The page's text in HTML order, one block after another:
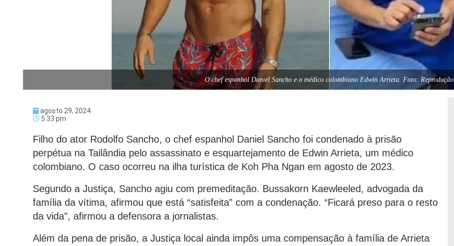
O chef espanhol Daniel Sancho e o médico colombiano Edwin Arrieta. Foto: Reprodução
agosto 29, 2024
5:33 pm
Filho do ator Rodolfo Sancho, o chef espanhol Daniel Sancho foi condenado à prisão
perpétua na Tailândia pelo assassinato e esquartejamento de Edwin Arrieta, um médico
colombiano. O caso ocorreu na ilha turística de Koh Pha Ngan em agosto de 2023.
Segundo a Justiça, Sancho agiu com premeditação. Bussakorn Kaewleeled, advogada da
família da vítima, afirmou que está “satisfeita” com a condenação. “Ficará preso para o resto
da vida”, afirmou a defensora a jornalistas.
Além da pena de prisão, a Justiça local ainda impôs uma compensação à família de Arrieta